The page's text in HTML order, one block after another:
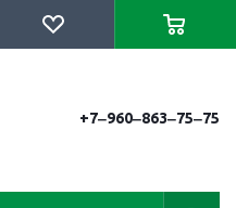
+7‒960‒863‒75‒75